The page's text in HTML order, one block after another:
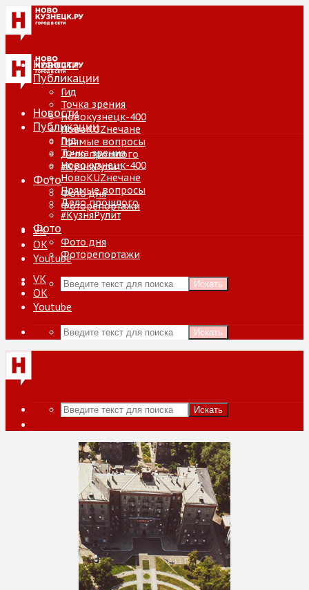
Новости
Публикации
Гид
Точка зрения
Новокузнецк-400
НовоKUZнечане
Прямые вопросы
Дело прошлого
#КузняРулит
Фото
Фото дня
Фоторепортажи
VK
ОК
Youtube
Искать
Новости
Публикации
Гид
Точка зрения
Новокузнецк-400
НовоKUZнечане
Прямые вопросы
Дело прошлого
#КузняРулит
Фото
Фото дня
Фоторепортажи
VK
ОК
Youtube
Искать
Искать